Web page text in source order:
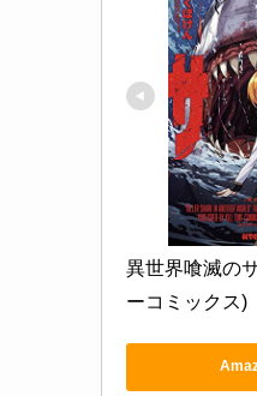
異世界喰滅の
ーコミックス)